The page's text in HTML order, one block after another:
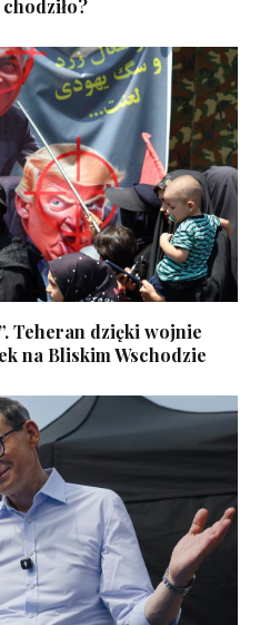
Teheran dzięki wojnie
na Bliskim Wschodzie